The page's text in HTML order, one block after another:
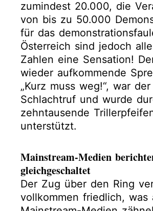
zumindest 20.000, die
von bis zu 50.000
für das
Österreich sind jedoch
Zahlen eine Sensation!
wieder aufkommende
„Kurz muss weg!“, war
Schlachtruf und wurde
zehntausende
unterstützt.
Mainstream-Medien
gleichgeschaltet
Der Zug über den Ring
vollkommen friedlich, was